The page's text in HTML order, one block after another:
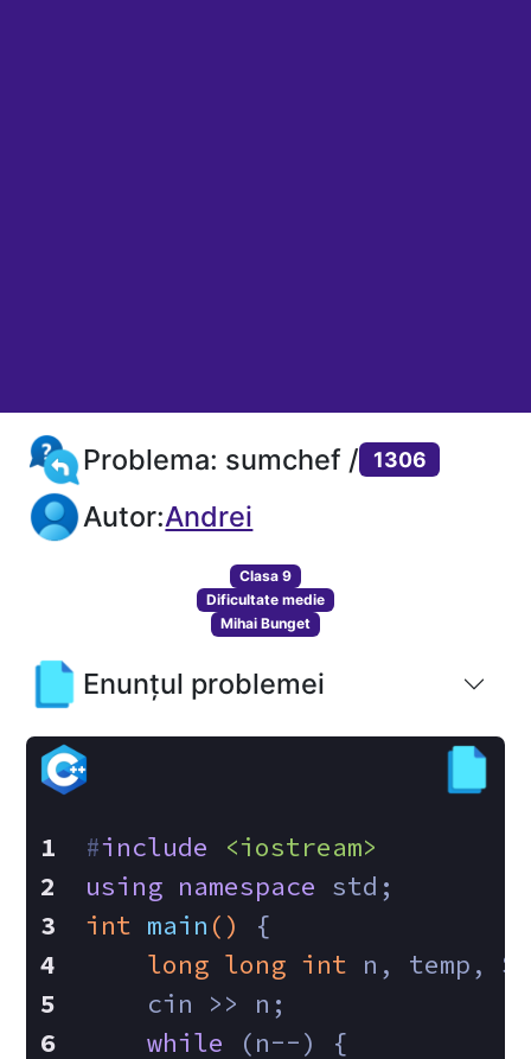
Problema: sumchef / 1306
Autor:Andrei
Clasa 9
Dificultate medie
Mihai Bunget
Enunțul problemei
#include
<iostream>
using namespace std;
int main ()
{
long long int n, temp,
    cin >> n;
while (n--) {